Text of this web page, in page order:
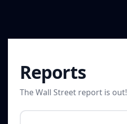
Reports
The Wall Street report is out!